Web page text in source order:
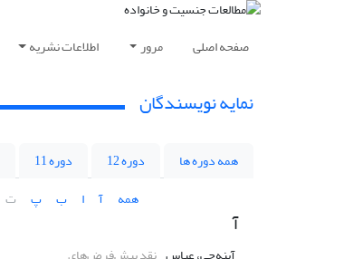
صفحه اصلی مرور اطلاعات نشریه
نمایه نویسندگان
همه دوره ها دوره 12 دوره 11
همه
آ ا ب پ ت
آ